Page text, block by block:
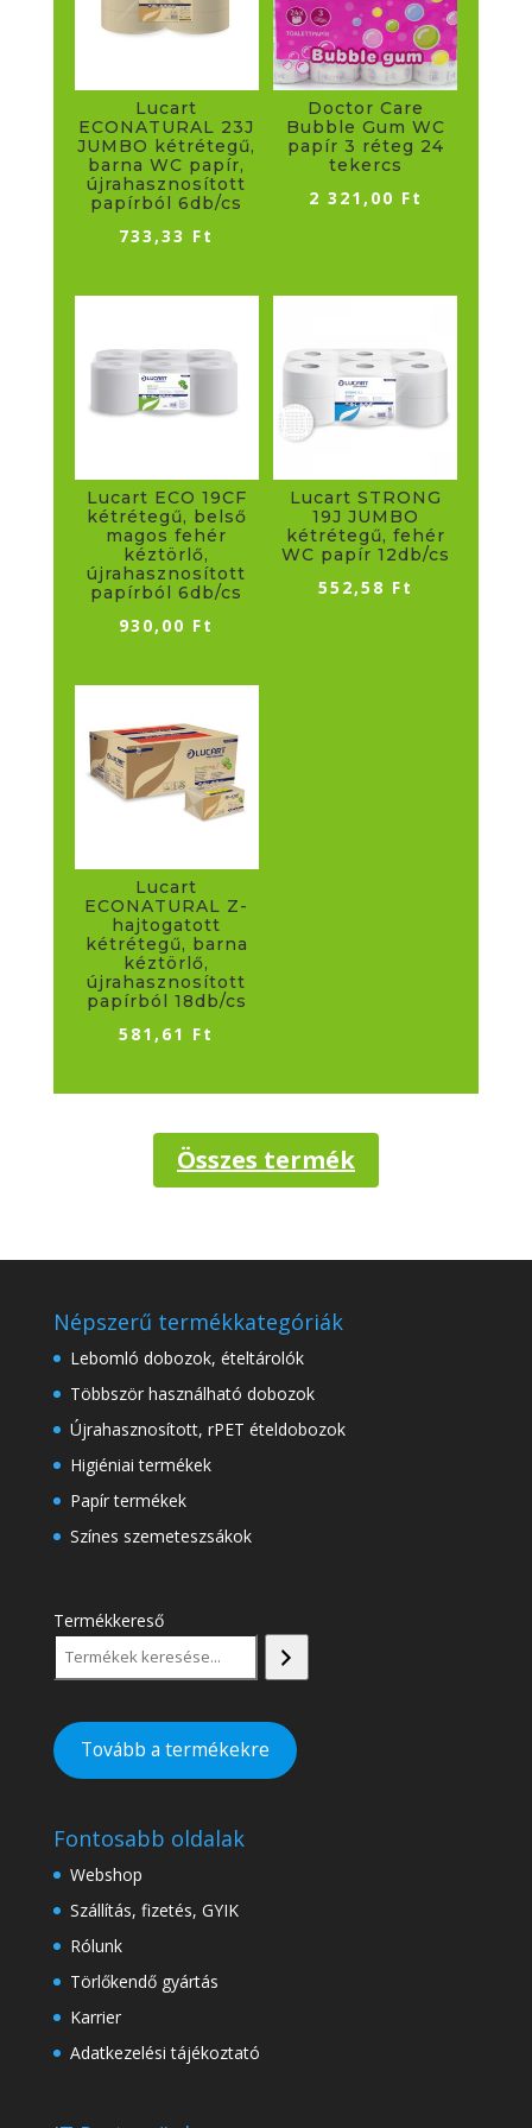
Lucart
ECONATURAL 23J
JUMBO kétrétegű,
barna WC papír,
újrahasznosított
papírból 6db/cs
733,33 Ft
Doctor Care
Bubble Gum WC
papír 3 réteg 24
tekercs
2 321,00 Ft
Lucart ECO 19CF
kétrétegű, belső
magos fehér
kéztörlő,
újrahasznosított
papírból 6db/cs
930,00 Ft
Lucart STRONG
19J JUMBO
kétrétegű, fehér
WC papír 12db/cs
552,58 Ft
Lucart
ECONATURAL Z-
hajtogatott
kétrétegű, barna
kéztörlő,
újrahasznosított
papírból 18db/cs
581,61 Ft
Összes termék
Népszerű termékkategóriák
Lebomló dobozok, ételtárolók
Többször használható dobozok
Újrahasznosított, rPET ételdobozok
Higiéniai termékek
Papír termékek
Színes szemeteszsákok
Termékkereső
Tovább a termékekre
Fontosabb oldalak
Webshop
Szállítás, fizetés, GYIK
Rólunk
Törlőkendő gyártás
Karrier
Adatkezelési tájékoztató